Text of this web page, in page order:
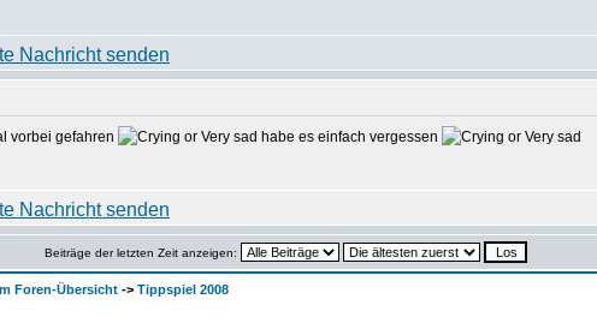
vorbei gefahren habe es einfach vergessen
Beiträge der letzten Zeit anzeigen:
Foren-Übersicht -> Tippspiel 2008